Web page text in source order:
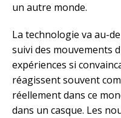
un autre monde.
La technologie va au-
suivi des mouvements
expériences si
réagissent souvent
réellement dans ce
dans un casque. Les